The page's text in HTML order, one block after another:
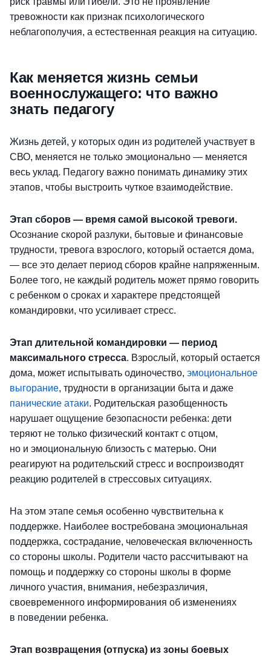
тревожности как признак психологического
неблагополучия, а естественная реакция на ситуацию.
Как меняется жизнь семьи
военнослужащего: что важно
знать педагогу
Жизнь детей, у которых один из родителей участвует в
СВО, меняется не только эмоционально — меняется
весь уклад. Педагогу важно понимать динамику этих
этапов, чтобы выстроить чуткое взаимодействие.
Этап сборов — время самой высокой тревоги.
Осознание скорой разлуки, бытовые и финансовые
трудности, тревога взрослого, который остается дома,
— все это делает период сборов крайне напряженным.
Более того, не каждый родитель может прямо говорить
с ребенком о сроках и характере предстоящей
командировки, что усиливает стресс.
Этап длительной командировки — период
максимального стресса. Взрослый, который остается
дома, может испытывать одиночество, эмоциональное
выгорание, трудности в организации быта и даже
панические атаки. Родительская разобщенность
нарушает ощущение безопасности ребенка: дети
теряют не только физический контакт с отцом,
но и эмоциональную близость с матерью. Они
реагируют на родительский стресс и воспроизводят
реакцию родителей в стрессовых ситуациях.
На этом этапе семья особенно чувствительна к
поддержке. Наиболее востребована эмоциональная
поддержка, сострадание, человеческая включенность
со стороны школы. Родители часто рассчитывают на
помощь и поддержку со стороны школы в форме
личного участия, внимания, небезразличия,
своевременного информирования об изменениях
в поведении ребенка.
Этап возвращения (отпуска) из зоны боевых